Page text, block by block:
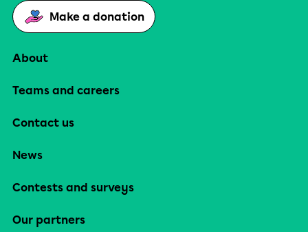
Make a donation
About
Teams and careers
Contact us
News
Contests and surveys
Our partners